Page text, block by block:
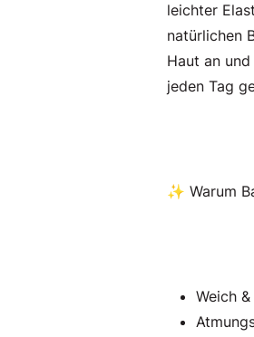
leichter
natürlichen
Haut an
jeden Tag
✨ Warum
Weich